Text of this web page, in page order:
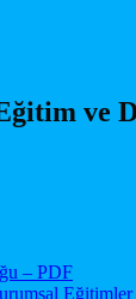
ve
– PDF
Eğitimler